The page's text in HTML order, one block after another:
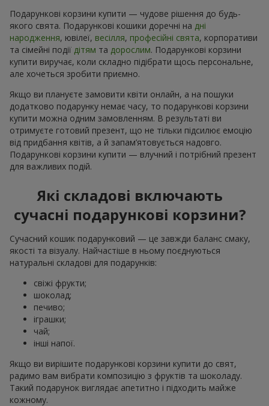
Подарункові корзини купити — чудове рішення до будь-
якого свята. Подарункові кошики доречні на дні
народження, ювілеї, весілля, професійні свята, корпоративи
та сімейні події дітям та дорослим. Подарункові корзини
купити виручає, коли складно підібрати щось персональне,
але хочеться зробити приємно.
Якщо ви плануєте замовити квіти онлайн, а на пошуки
додатково подарунку немає часу, то подарункові корзини
купити можна одним замовленням. В результаті ви
отримуєте готовий презент, що не тільки підсилює емоцію
від придбання квітів, а й запам’ятовується надовго.
Подарункові корзини купити — влучний і потрібний презент
для важливих подій.
Які складові включають
сучасні подарункові корзини?
Сучасний кошик подарунковий — це завжди баланс смаку,
якості та візуалу. Найчастіше в ньому поєднуються
натуральні складові для подарунків:
свіжі фрукти;
шоколад;
печиво;
іграшки;
чай;
інші напої.
Якщо ви вирішите подарункові корзини купити до свят,
радимо вам вибрати композицію з фруктів та шоколаду.
Такий подарунок виглядає апетитно і підходить майже
кожному.